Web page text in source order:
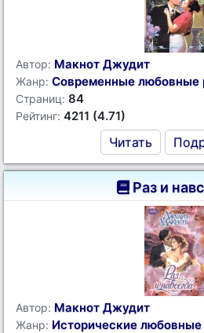
Автор: Макнот Джудит
Жанр: Современные любовные
Страниц: 84
Рейтинг: 4211 (4.71)
Читать
Раз и
Автор: Макнот Джудит
Жанр: Исторические